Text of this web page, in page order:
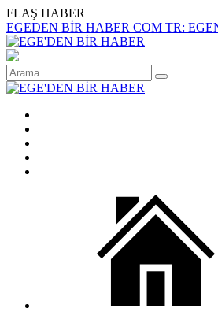
FLAŞ HABER
EGEDEN BİR HABER COM TR: